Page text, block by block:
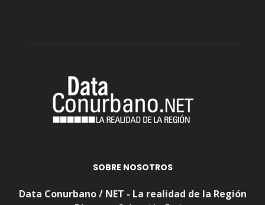
SOBRE NOSOTROS
Data Conurbano / NET - La realidad de la Región